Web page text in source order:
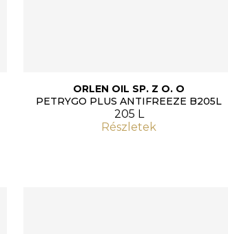
ORLEN OIL SP. Z O. O
PETRYGO PLUS ANTIFREEZE B205L
205 L
Részletek